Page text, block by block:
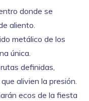
donde se
aliento.
metálico de los
única.
definidas,
alivien la presión.
ecos de la fiesta